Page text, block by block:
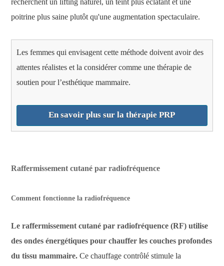
recherchent un lifting naturel, un teint plus éclatant et une
poitrine plus saine plutôt qu'une augmentation spectaculaire.
Les femmes qui envisagent cette méthode doivent avoir des
attentes réalistes et la considérer comme une thérapie de
soutien pour l’esthétique mammaire.
En savoir plus sur la thérapie PRP
Raffermissement cutané par radiofréquence
Comment fonctionne la radiofréquence
Le raffermissement cutané par radiofréquence (RF) utilise
des ondes énergétiques pour chauffer les couches profondes
du tissu mammaire. Ce chauffage contrôlé stimule la